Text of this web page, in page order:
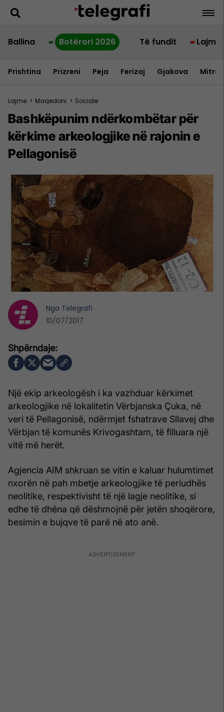
Ballina Botërori 2026 Të fundit Lajme
Prishtina Prizreni Peja Ferizaj Gjakova
Lajme > Maqedoni > Sociale
Bashkëpunim ndërkombëtar për
kërkime arkeologjike në rajonin e
Pellagonisë
Një ekip arkeologësh i ka vazhduar kërkimet
arkeologjike në lokalitetin Vërbjanska Çuka, në
veri të Pellagonisë, ndërmjet fshatrave Sllavej dhe
Vërbjan të komunës Krivogashtam, të filluara një
vitë më herët.
Agjencia AIM shkruan se vitin e kaluar hulumtimet
nxorën në pah mbetje arkeologjike të periudhës
neolitike, respektivisht të një lagje neolitike, si
edhe të dhëna që dëshmojnë për jetën shoqërore,
besimin e bujqve të parë në ato anë.
Nga Telegrafi
10/07/2017